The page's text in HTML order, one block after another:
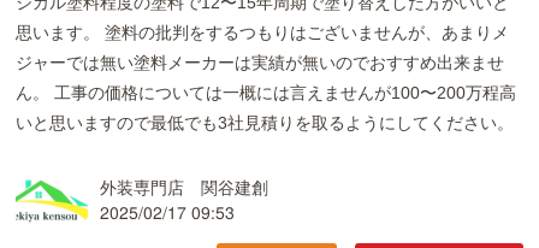
思います。 塗料の批判をするつもりはございませんが、あまりメ
ジャーでは無い塗料メーカーは実績が無いのでおすすめ出来ませ
ん。 工事の価格については一概には言えませんが100〜200万程高
いと思いますので最低でも3社見積りを取るようにしてください。
外装専門店 関谷建創
2025/02/17 09:53